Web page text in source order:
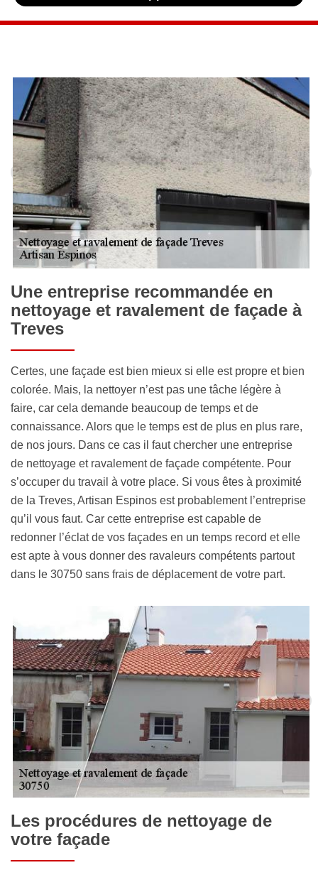
Une entreprise recommandée en
nettoyage et ravalement de façade à
Treves
Certes, une façade est bien mieux si elle est propre et bien
colorée. Mais, la nettoyer n’est pas une tâche légère à
faire, car cela demande beaucoup de temps et de
connaissance. Alors que le temps est de plus en plus rare,
de nos jours. Dans ce cas il faut chercher une entreprise
de nettoyage et ravalement de façade compétente. Pour
s’occuper du travail à votre place. Si vous êtes à proximité
de la Treves, Artisan Espinos est probablement l’entreprise
qu’il vous faut. Car cette entreprise est capable de
redonner l’éclat de vos façades en un temps record et elle
est apte à vous donner des ravaleurs compétents partout
dans le 30750 sans frais de déplacement de votre part.
Les procédures de nettoyage de
votre façade